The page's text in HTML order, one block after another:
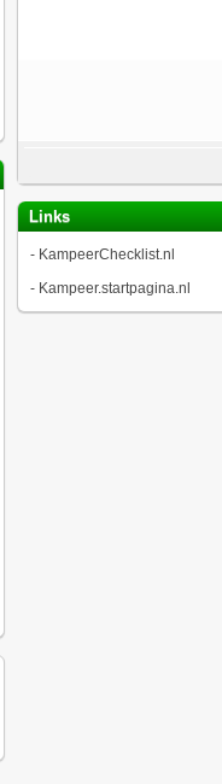
Links
- KampeerChecklist.nl
- Kampeer.startpagina.nl